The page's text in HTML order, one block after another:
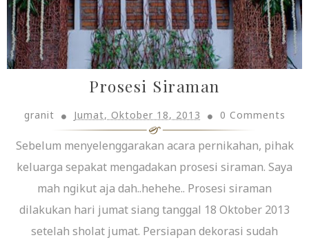
Prosesi Siraman
granit Jumat, Oktober 18, 2013 0 Comments
Sebelum menyelenggarakan acara pernikahan, pihak
keluarga sepakat mengadakan prosesi siraman. Saya
mah ngikut aja dah..hehehe.. Prosesi siraman
dilakukan hari jumat siang tanggal 18 Oktober 2013
setelah sholat jumat. Persiapan dekorasi sudah